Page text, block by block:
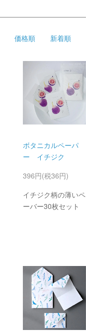
価格順 新着順
ボタニカルペーパ
ー イチジク
396円(税36円)
イチジク柄の薄いペ
ーバー30枚セット